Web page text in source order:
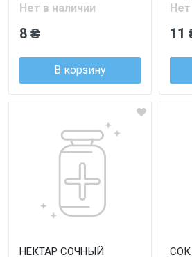
Нет в наличии
8 ₴
В корзину
Нет
11
НЕКТАР СОЧНЫЙ
СОК